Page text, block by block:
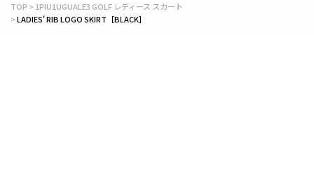
TOP
1PIU1UGUALE3 GOLF レディース スカート
LADIES' RIB LOGO SKIRT［BLACK］